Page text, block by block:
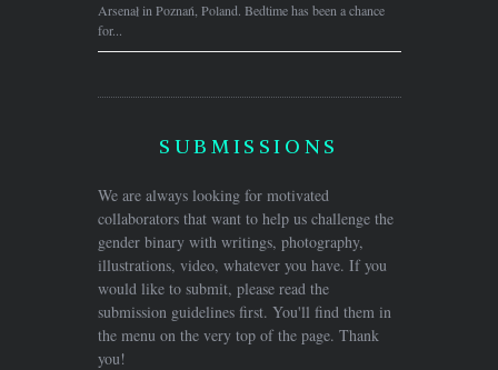
Arsenał in Poznań, Poland. Bedtime has been a chance
for...
SUBMISSIONS
We are always looking for motivated
collaborators that want to help us challenge the
gender binary with writings, photography,
illustrations, video, whatever you have. If you
would like to submit, please read the
submission guidelines first. You'll find them in
the menu on the very top of the page. Thank
you!